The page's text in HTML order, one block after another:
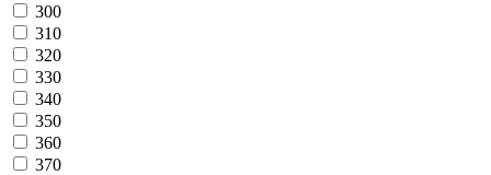
300
310
320
330
340
350
360
370